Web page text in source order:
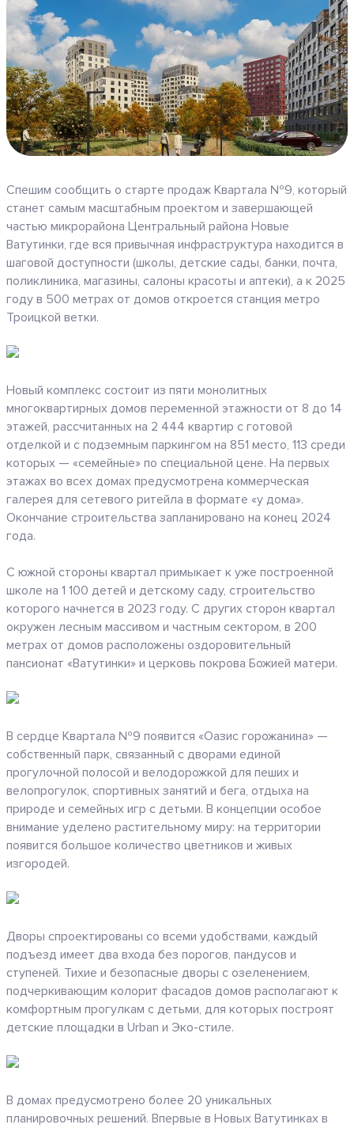
Спешим сообщить о старте продаж Квартала №9, который
станет самым масштабным проектом и завершающей
частью микрорайона Центральный района Новые
Ватутинки, где вся привычная инфраструктура находится в
шаговой доступности (школы, детские сады, банки, почта,
поликлиника, магазины, салоны красоты и аптеки), а к 2025
году в 500 метрах от домов откроется станция метро
Троицкой ветки.
Новый комплекс состоит из пяти монолитных
многоквартирных домов переменной этажности от 8 до 14
этажей, рассчитанных на 2 444 квартир с готовой
отделкой и с подземным паркингом на 851 место, 113 среди
которых — «семейные» по специальной цене. На первых
этажах во всех домах предусмотрена коммерческая
галерея для сетевого ритейла в формате «у дома».
Окончание строительства запланировано на конец 2024
года.
С южной стороны квартал примыкает к уже построенной
школе на 1 100 детей и детскому саду, строительство
которого начнется в 2023 году. С других сторон квартал
окружен лесным массивом и частным сектором, в 200
метрах от домов расположены оздоровительный
пансионат «Ватутинки» и церковь покрова Божией матери.
В сердце Квартала №9 появится «Оазис горожанина» —
собственный парк, связанный с дворами единой
прогулочной полосой и велодорожкой для пеших и
велопрогулок, спортивных занятий и бега, отдыха на
природе и семейных игр с детьми. В концепции особое
внимание уделено растительному миру: на территории
появится большое количество цветников и живых
изгородей.
Дворы спроектированы со всеми удобствами, каждый
подъезд имеет два входа без порогов, пандусов и
ступеней. Тихие и безопасные дворы с озеленением,
подчеркивающим колорит фасадов домов располагают к
комфортным прогулкам с детьми, для которых построят
детские площадки в Urban и Эко-стиле.
В домах предусмотрено более 20 уникальных
планировочных решений. Впервые в Новых Ватутинках в